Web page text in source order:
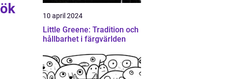
10 april 2024
Little Greene: Tradition och
hållbarhet i färgvärlden